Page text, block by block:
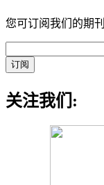
您可订阅我们的期
关注我们: